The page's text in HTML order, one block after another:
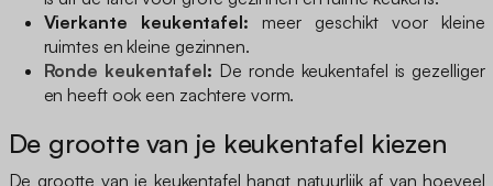
Vierkante keukentafel: meer geschikt voor kleine
ruimtes en kleine gezinnen.
Ronde keukentafel: De ronde keukentafel is gezelliger
en heeft ook een zachtere vorm.
De grootte van je keukentafel kiezen
De grootte van je keukentafel hangt natuurlijk af van hoeveel